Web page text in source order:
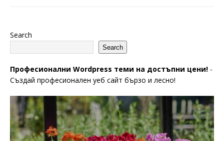
Search
Search
Професионални Wordpress теми на достъпни цени! -
Създай професионален уеб сайт бързо и лесно!